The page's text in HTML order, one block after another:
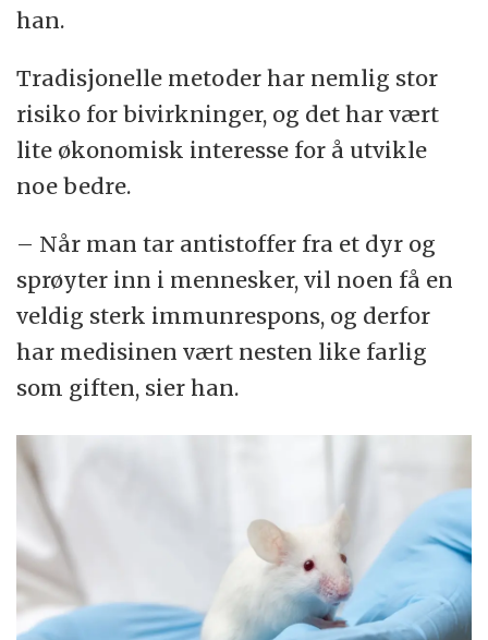
han.
Tradisjonelle metoder har nemlig stor
risiko for bivirkninger, og det har vært
lite økonomisk interesse for å utvikle
noe bedre.
– Når man tar antistoffer fra et dyr og
sprøyter inn i mennesker, vil noen få en
veldig sterk immunrespons, og derfor
har medisinen vært nesten like farlig
som giften, sier han.